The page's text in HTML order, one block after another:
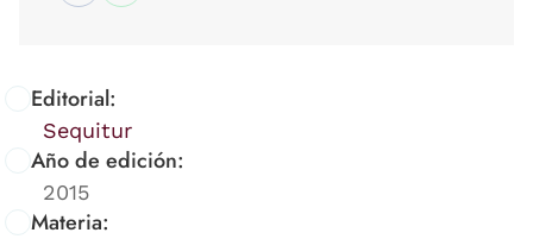
Editorial:
Sequitur
Año de edición:
2015
Materia: